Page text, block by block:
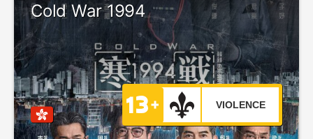
Cold War 1994
VIOLENCE